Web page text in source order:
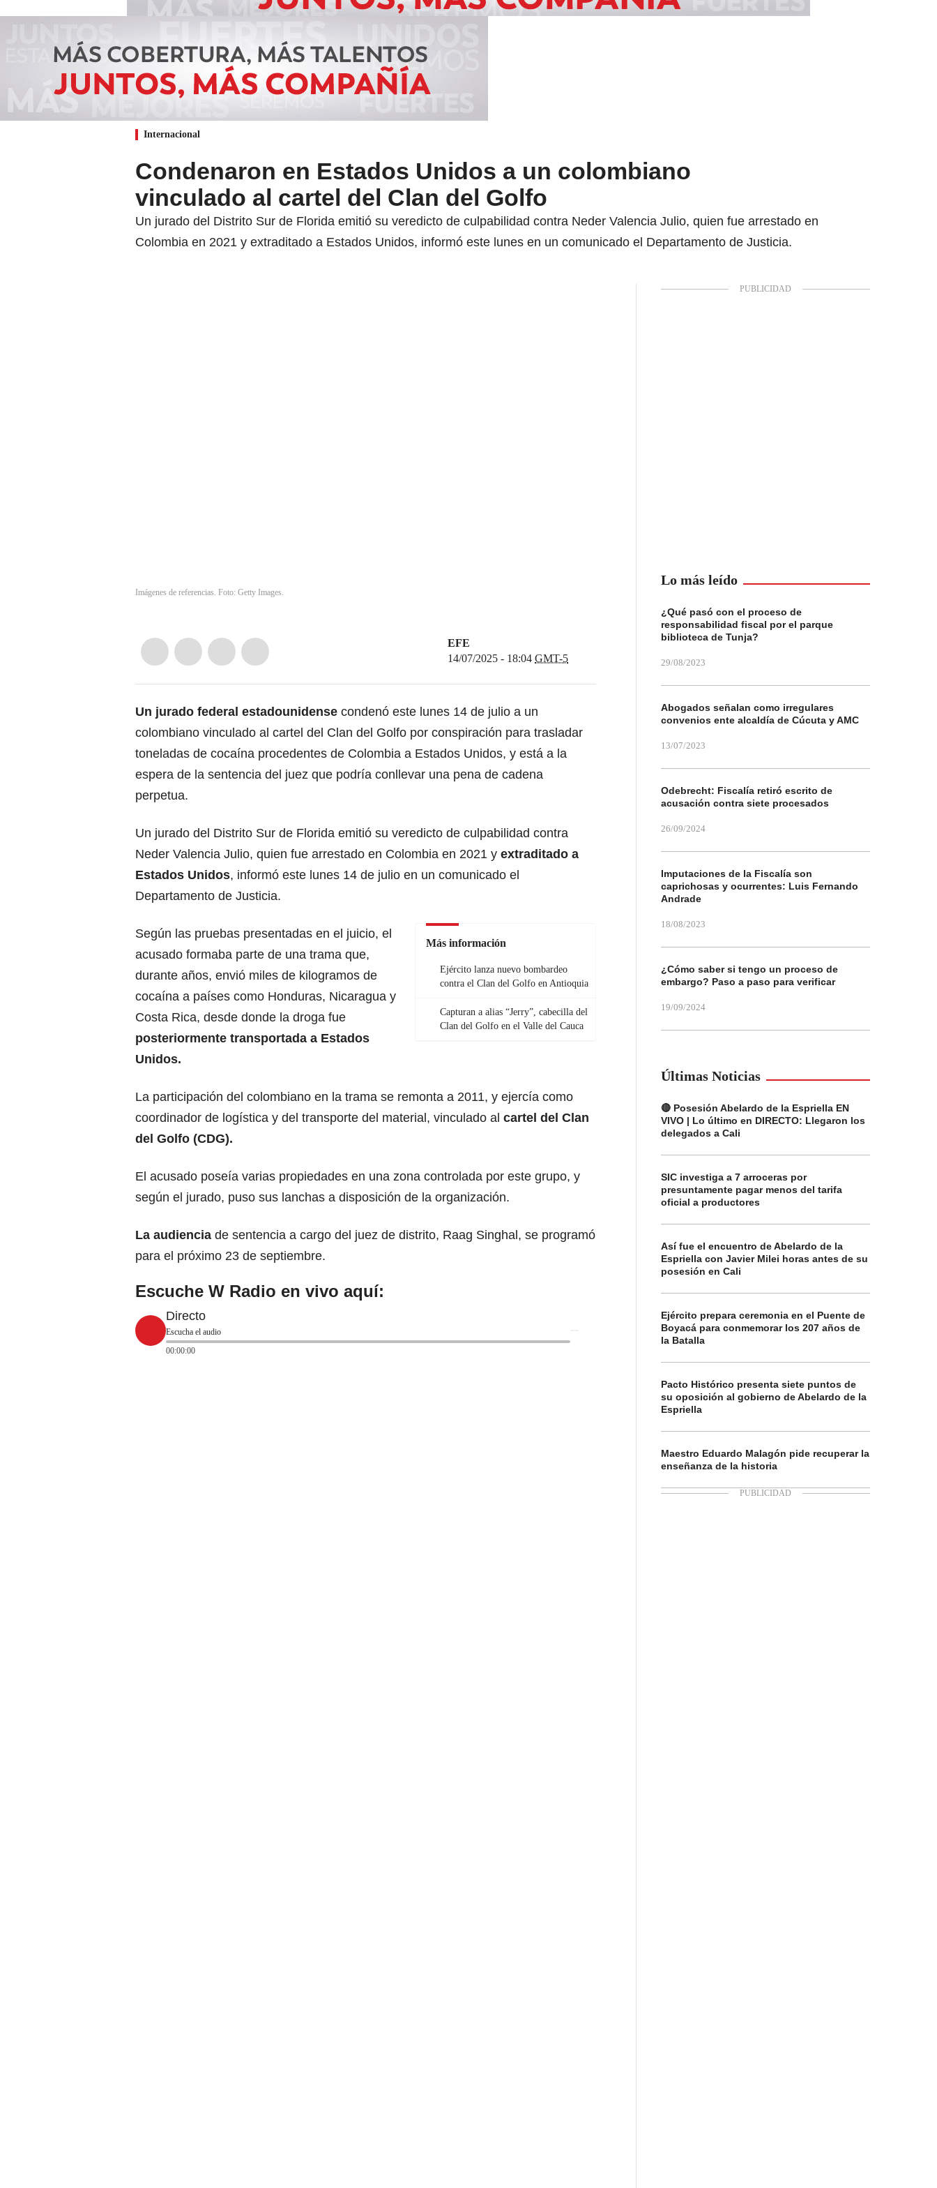
Internacional
Condenaron en Estados Unidos a un colombiano
vinculado al cartel del Clan del Golfo
Un jurado del Distrito Sur de Florida emitió su veredicto de culpabilidad contra Neder Valencia Julio, quien fue arrestado en
Colombia en 2021 y extraditado a Estados Unidos, informó este lunes en un comunicado el Departamento de Justicia.
Imágenes de referencias. Foto: Getty Images.
EFE
14/07/2025 - 18:04 GMT-5
Un jurado federal estadounidense condenó este lunes 14 de julio a un
colombiano vinculado al cartel del Clan del Golfo por conspiración para trasladar
toneladas de cocaína procedentes de Colombia a Estados Unidos, y está a la
espera de la sentencia del juez que podría conllevar una pena de cadena
perpetua.
Un jurado del Distrito Sur de Florida emitió su veredicto de culpabilidad contra
Neder Valencia Julio, quien fue arrestado en Colombia en 2021 y extraditado a
Estados Unidos, informó este lunes 14 de julio en un comunicado el
Departamento de Justicia.
Más información
Ejército lanza nuevo bombardeo
contra el Clan del Golfo en Antioquia
Capturan a alias “Jerry”, cabecilla del
Clan del Golfo en el Valle del Cauca
Según las pruebas presentadas en el juicio, el
acusado formaba parte de una trama que,
durante años, envió miles de kilogramos de
cocaína a países como Honduras, Nicaragua y
Costa Rica, desde donde la droga fue
posteriormente transportada a Estados
Unidos.
La participación del colombiano en la trama se remonta a 2011, y ejercía como
coordinador de logística y del transporte del material, vinculado al cartel del Clan
del Golfo (CDG).
El acusado poseía varias propiedades en una zona controlada por este grupo, y
según el jurado, puso sus lanchas a disposición de la organización.
La audiencia de sentencia a cargo del juez de distrito, Raag Singhal, se programó
para el próximo 23 de septiembre.
Escuche W Radio en vivo aquí:
Directo
Escucha el audio
00:00:00
Lo más leído
¿Qué pasó con el proceso de
responsabilidad fiscal por el parque
biblioteca de Tunja?
29/08/2023
Abogados señalan como irregulares
convenios ente alcaldía de Cúcuta y AMC
13/07/2023
Odebrecht: Fiscalía retiró escrito de
acusación contra siete procesados
26/09/2024
Imputaciones de la Fiscalía son
caprichosas y ocurrentes: Luis Fernando
Andrade
18/08/2023
¿Cómo saber si tengo un proceso de
embargo? Paso a paso para verificar
19/09/2024
Últimas Noticias
🔴 Posesión Abelardo de la Espriella EN
VIVO | Lo último en DIRECTO: Llegaron los
delegados a Cali
SIC investiga a 7 arroceras por
presuntamente pagar menos del tarifa
oficial a productores
Así fue el encuentro de Abelardo de la
Espriella con Javier Milei horas antes de su
posesión en Cali
Ejército prepara ceremonia en el Puente de
Boyacá para conmemorar los 207 años de
la Batalla
Pacto Histórico presenta siete puntos de
su oposición al gobierno de Abelardo de la
Espriella
Maestro Eduardo Malagón pide recuperar la
enseñanza de la historia